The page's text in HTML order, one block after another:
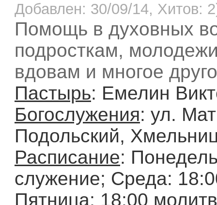
Добавлен: 30/09/14, Хитов:
Помощь в духовных
подросткам,
вдовам и многое
Пастырь: Емелин
Богослужения: ул.
Подольский,
Расписание:
служение; Среда:
Пятница: 18:00